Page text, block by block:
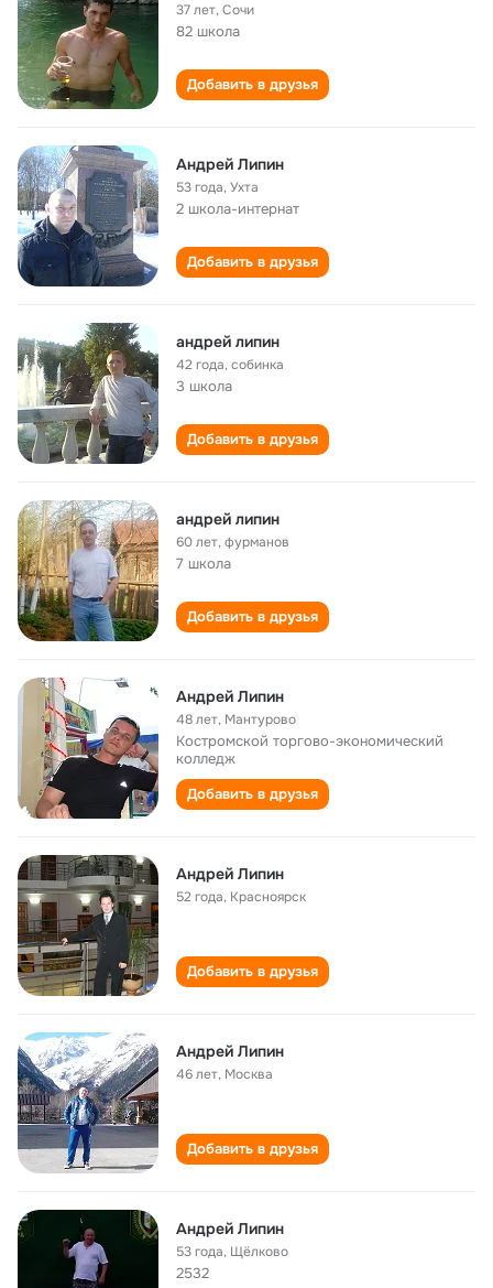
37 лет,Сочи
82 школа
Добавить в друзья
Андрей Липин
53 года,Ухта
2 школа-интернат
Добавить в друзья
андрей липин
42 года,собинка
3 школа
Добавить в друзья
андрей липин
60 лет,фурманов
7 школа
Добавить в друзья
Андрей Липин
48 лет, Мантурово
Костромской торгово-экономический
колледж
Добавить в друзья
Андрей Липин
52 года, Красноярск
Добавить в друзья
Андрей Липин
46 лет, Москва
Добавить в друзья
Андрей Липин
53 года, Щёлково
2532